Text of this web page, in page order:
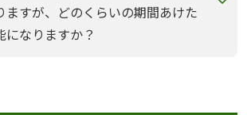
ますが、どのくらいの期間あけた
になりますか？